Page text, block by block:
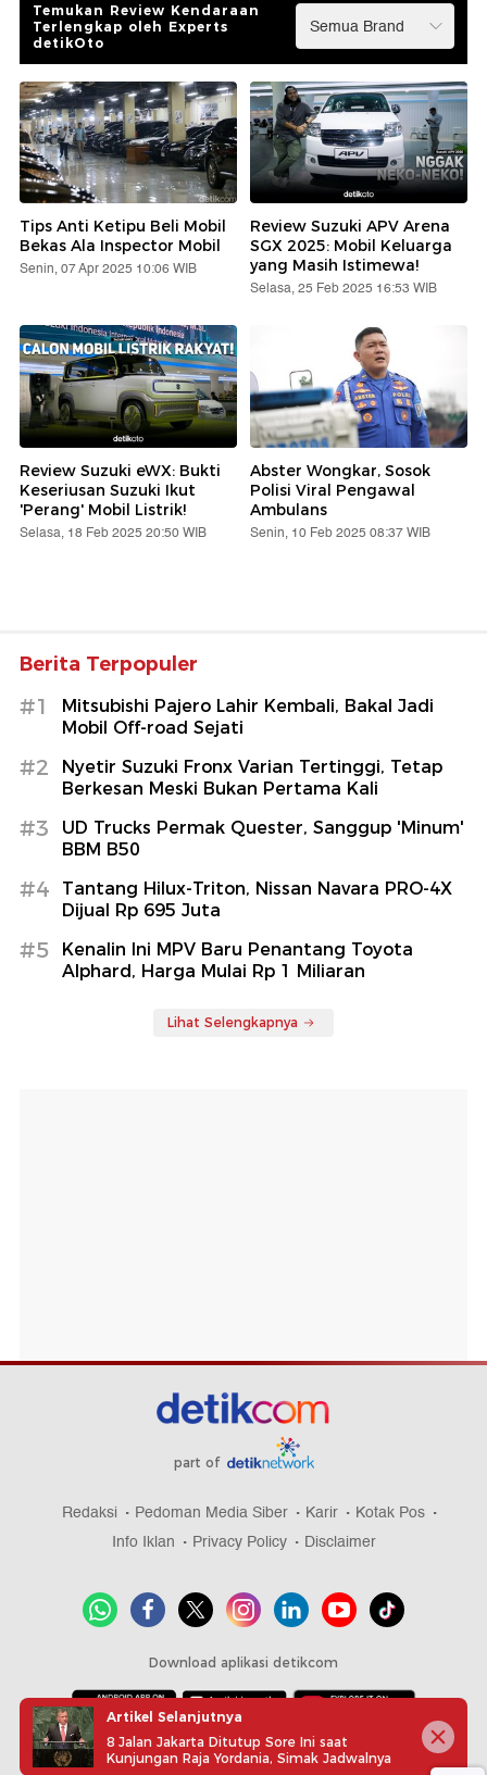
Temukan Review Kendaraan
Terlengkap oleh Experts
detikOto
Tips Anti Ketipu Beli Mobil
Bekas Ala Inspector Mobil
Senin, 07 Apr 2025 10:06 WIB
Review Suzuki APV Arena
SGX 2025: Mobil Keluarga
yang Masih Istimewa!
Selasa, 25 Feb 2025 16:53 WIB
Review Suzuki eWX: Bukti
Keseriusan Suzuki Ikut
'Perang' Mobil Listrik!
Selasa, 18 Feb 2025 20:50 WIB
Abster Wongkar, Sosok
Polisi Viral Pengawal
Ambulans
Senin, 10 Feb 2025 08:37 WIB
Berita Terpopuler
#1
Mitsubishi Pajero Lahir Kembali, Bakal Jadi
Mobil Off-road Sejati
#2
Nyetir Suzuki Fronx Varian Tertinggi, Tetap
Berkesan Meski Bukan Pertama Kali
#3
UD Trucks Permak Quester, Sanggup 'Minum'
BBM B50
#4
Tantang Hilux-Triton, Nissan Navara PRO-4X
Dijual Rp 695 Juta
#5
Kenalin Ini MPV Baru Penantang Toyota
Alphard, Harga Mulai Rp 1 Miliaran
Lihat Selengkapnya
part of
Redaksi Pedoman Media Siber Karir
Kotak Pos
Info Iklan
Privacy Policy Disclaimer
Download aplikasi detikcom
Copyright @ 2026 detikcom, All right reserved
Artikel Selanjutnya
8 Jalan Jakarta Ditutup Sore Ini saat
Kunjungan Raja Yordania, Simak Jadwalnya